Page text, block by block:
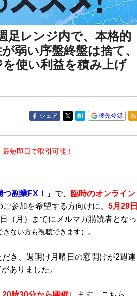
足レンジ内で、本格的
弱い序盤終盤は捨て、
使い利益を積み上げ
シェア 優先登録
短即日で取引可能！
副業FX！』 で、
臨時のオンライン
参加を希望する方向けに、 5月29日
（月）までにメルマガ購読者となっ
ない方も視聴できます） 。
き、週明け月曜日の窓開けが2週連
ありました。